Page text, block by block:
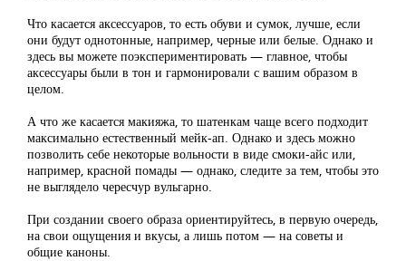
Что касается аксессуаров, то есть обуви и сумок, лучше, если
они будут однотонные, например, черные или белые. Однако и
здесь вы можете поэкспериментировать — главное, чтобы
аксессуары были в тон и гармонировали с вашим образом в
целом.
А что же касается макияжа, то шатенкам чаще всего подходит
максимально естественный мейк-ап. Однако и здесь можно
позволить себе некоторые вольности в виде смоки-айс или,
например, красной помады — однако, следите за тем, чтобы это
не выглядело чересчур вульгарно.
При создании своего образа ориентируйтесь, в первую очередь,
на свои ощущения и вкусы, а лишь потом — на советы и
общие каноны.